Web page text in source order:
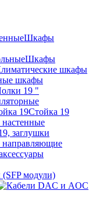
Шкафы
Шкафы
19 "
Стойка 19
заглушки
направляющие
модули)